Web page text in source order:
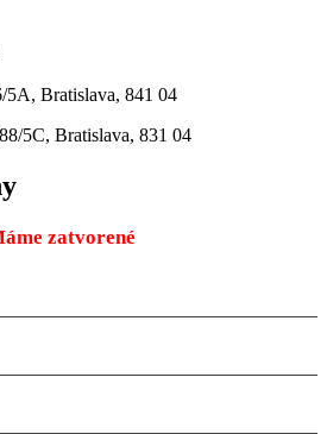
5A, Bratislava, 841 04
5C, Bratislava, 831 04
zatvorené